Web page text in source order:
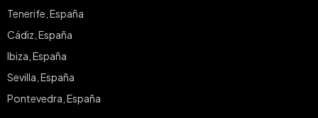
Tenerife, España
Cádiz, España
Ibiza, España
Sevilla, España
Pontevedra, España